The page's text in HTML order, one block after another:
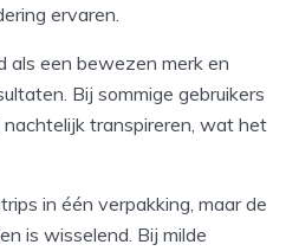
ervaren.
als een bewezen merk en
Bij sommige gebruikers
transpireren, wat het
in één verpakking, maar de
is wisselend. Bij milde